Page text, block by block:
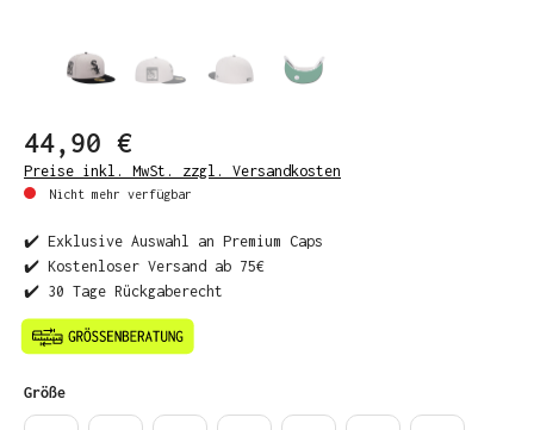
44,90 €
Preise inkl. MwSt. zzgl. Versandkosten
Nicht mehr verfügbar
✔️ Exklusive Auswahl an Premium Caps
✔️ Kostenloser Versand ab 75€
✔️ 30 Tage Rückgaberecht
Größeauswählen